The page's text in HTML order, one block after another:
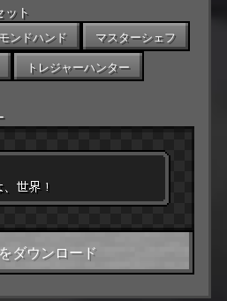
ト
ンドハンド
マスターシェフ
トレジャーハンター
ダウンロード